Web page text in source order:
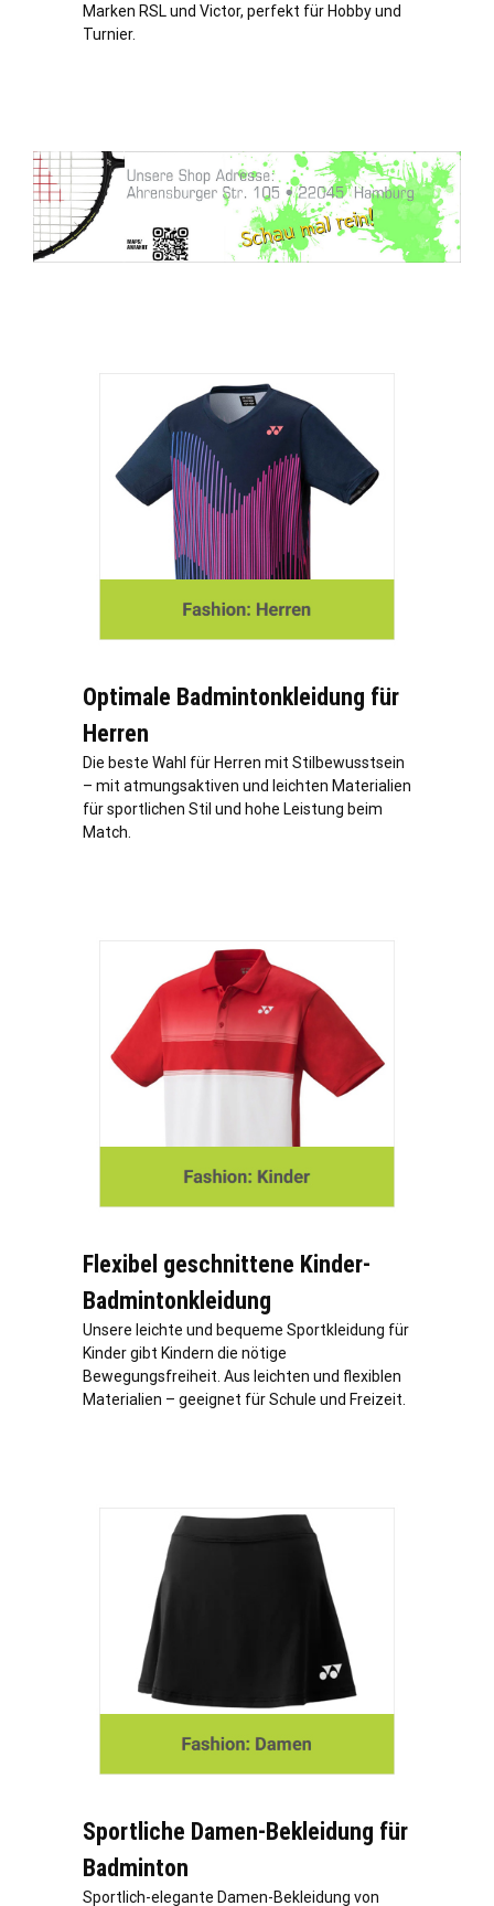
Marken RSL und Victor, perfekt für Hobby und
Turnier.
Optimale Badmintonkleidung für
Herren
Die beste Wahl für Herren mit Stilbewusstsein
– mit atmungsaktiven und leichten Materialien
für sportlichen Stil und hohe Leistung beim
Match.
Flexibel geschnittene Kinder-
Badmintonkleidung
Unsere leichte und bequeme Sportkleidung für
Kinder gibt Kindern die nötige
Bewegungsfreiheit. Aus leichten und flexiblen
Materialien – geeignet für Schule und Freizeit.
Sportliche Damen-Bekleidung für
Badminton
Sportlich-elegante Damen-Bekleidung von